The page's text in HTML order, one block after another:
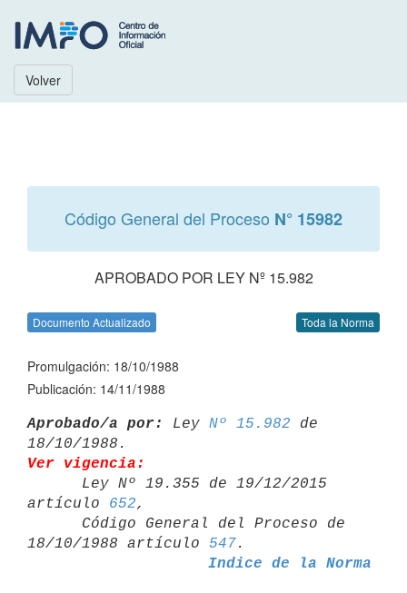
Volver
Código General del Proceso N° 15982
APROBADO POR LEY Nº 15.982
Documento Actualizado Toda la Norma
Promulgación: 18/10/1988
Publicación: 14/11/1988
Aprobado/a por: Ley Nº 15.982 de
Ver vigencia:
artículo 652,
18/10/1988 artículo 547
Indice de la Norma